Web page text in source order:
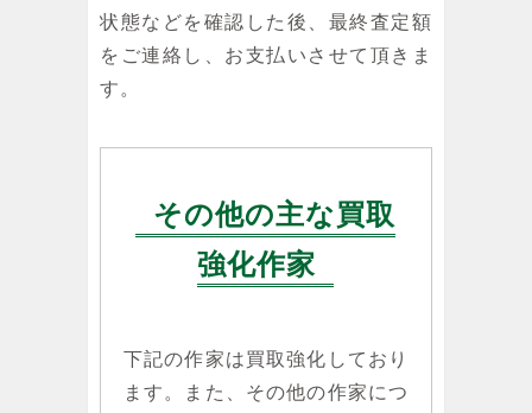
状態などを確認した後、最終査定額
をご連絡し、お支払いさせて頂きま
す。
その他の主な買取
強化作家
下記の作家は買取強化しており
ます。また、その他の作家につ